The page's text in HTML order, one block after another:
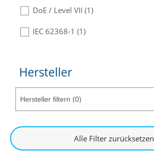
DoE / Level VII (1)
IEC 62368-1 (1)
Hersteller
Alle Filter zurücksetzen